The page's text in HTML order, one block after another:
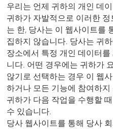
우리는 언제 귀하의 개인 데
귀하가 자발적으로 이러한
는 한, 당사는 이 웹사이트를
집하지 않습니다. 당사는 귀
장소에서 특정 개인 데이터
니다. 어떤 경우에는 귀하가
않기로 선택하는 경우 이 웹
하거나 모든 기능에 참여하
귀하가 다음 작업을 수행할
수 있습니다.
당사 웹사이트를 통해 당사